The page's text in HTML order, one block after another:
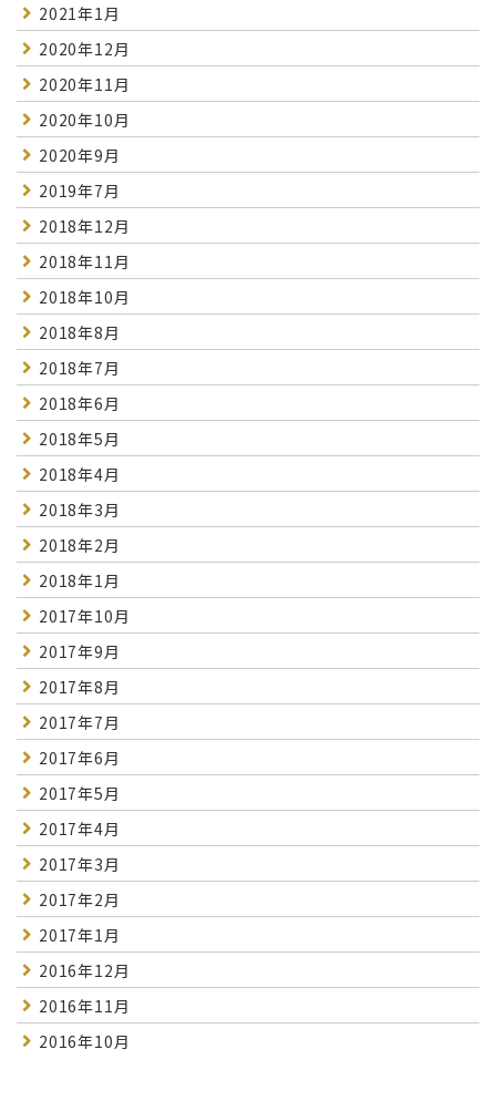
2021年1月
2020年12月
2020年11月
2020年10月
2020年9月
2019年7月
2018年12月
2018年11月
2018年10月
2018年8月
2018年7月
2018年6月
2018年5月
2018年4月
2018年3月
2018年2月
2018年1月
2017年10月
2017年9月
2017年8月
2017年7月
2017年6月
2017年5月
2017年4月
2017年3月
2017年2月
2017年1月
2016年12月
2016年11月
2016年10月